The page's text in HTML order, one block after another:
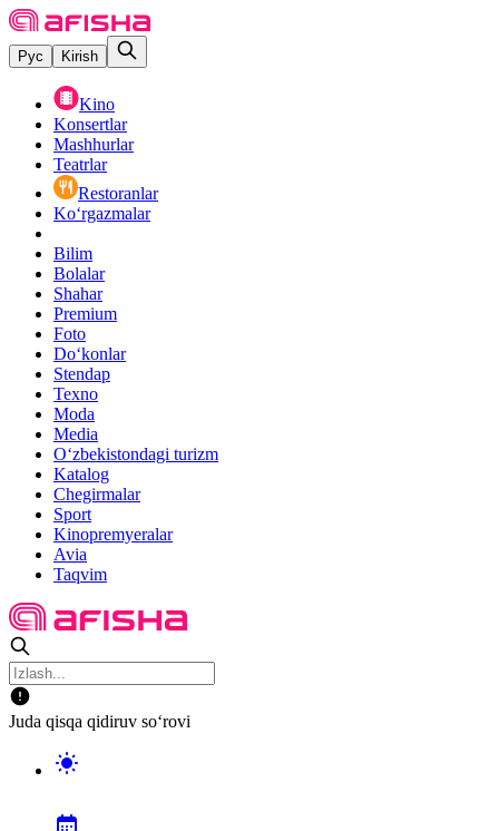
Рус Kirish
Kino
Konsertlar
Mashhurlar
Teatrlar
Restoranlar
Ko‘rgazmalar
Bilim
Bolalar
Shahar
Premium
Foto
Do‘konlar
Stendap
Texno
Moda
Media
O‘zbekistondagi turizm
Katalog
Chegirmalar
Sport
Kinopremyeralar
Avia
Taqvim
Juda qisqa qidiruv so‘rovi